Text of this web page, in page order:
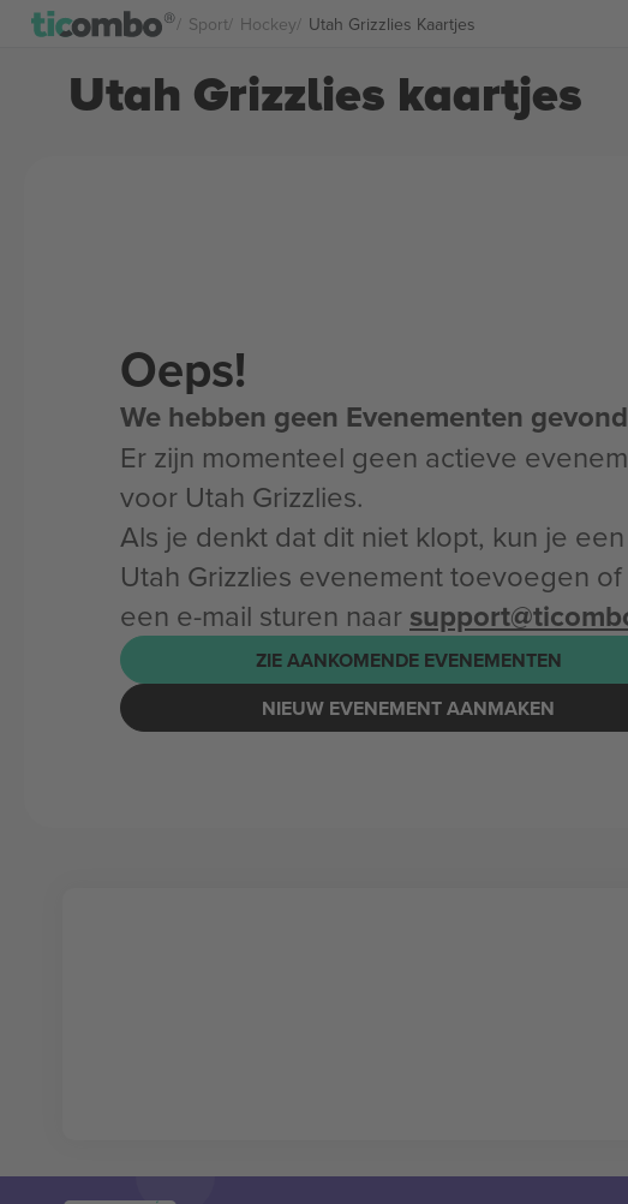
Sport Hockey Utah Grizzlies Kaartjes
Utah Grizzlies kaartjes
Oeps!
We hebben geen Evenementen
Er zijn momenteel geen actieve
voor Utah Grizzlies.
Als je denkt dat dit niet klopt, kun je
Utah Grizzlies evenement toevoegen
een e-mail sturen naar
ZIE AANKOMENDE EVENEMENTEN
NIEUW EVENEMENT AANMAKEN